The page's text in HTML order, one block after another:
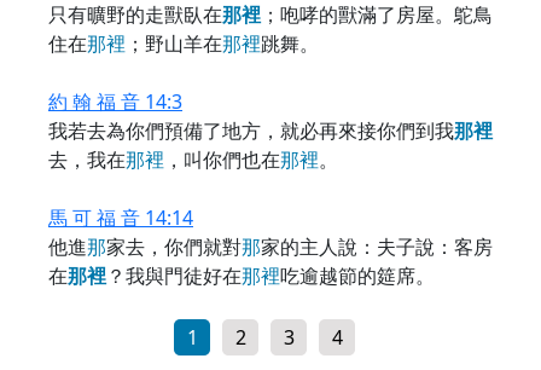
只有曠野的走獸臥在那裡 ；咆哮的獸滿了房屋。鴕鳥
住在那裡 ；野山羊在那裡跳舞。
約 翰 福 音 14:3
我若去為你們預備了地方，就必再來接你們到我那裡
去，我在那裡 ，叫你們也在那裡。
馬 可 福 音 14:14
他進那家去，你們就對那家的主人說：夫子說：客房
在那裡？我與門徒好在那裡吃逾越節的筵席。
1 2 3 4